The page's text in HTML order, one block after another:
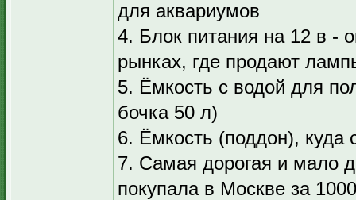
для аквариумов
4. Блок питания на 12 в -
рынках, где продают
5. Ёмкость с водой для
бочка 50 л)
6. Ёмкость (поддон), куда
7. Самая дорогая и мало
покупала в Москве за